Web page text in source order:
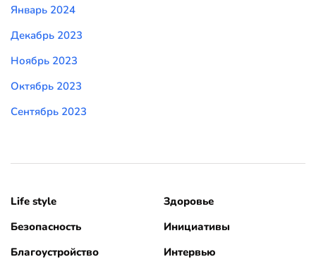
Январь 2024
Декабрь 2023
Ноябрь 2023
Октябрь 2023
Сентябрь 2023
Life style
Безопасность
Благоустройство
Здоровье
Инициативы
Интервью